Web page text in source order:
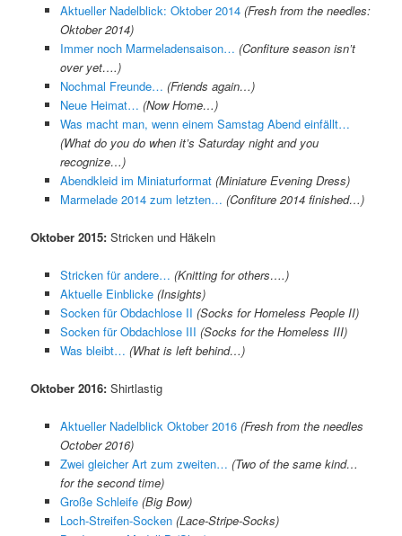
Aktueller Nadelblick: Oktober 2014 (Fresh from the needles:
Oktober 2014)
Immer noch Marmeladensaison… (Confiture season isn’t
over yet….)
Nochmal Freunde… (Friends again…)
Neue Heimat… (Now Home…)
Was macht man, wenn einem Samstag Abend einfällt…
(What do you do when it’s Saturday night and you
recognize…)
Abendkleid im Miniaturformat (Miniature Evening Dress)
Marmelade 2014 zum letzten… (Confiture 2014 finished…)
Oktober 2015: Stricken und Häkeln
Stricken für andere… (Knitting for others….)
Aktuelle Einblicke (Insights)
Socken für Obdachlose II (Socks for Homeless People II)
Socken für Obdachlose III (Socks for the Homeless III)
Was bleibt… (What is left behind…)
Oktober 2016: Shirtlastig
Aktueller Nadelblick Oktober 2016 (Fresh from the needles
October 2016)
Zwei gleicher Art zum zweiten… (Two of the same kind…
for the second time)
Große Schleife (Big Bow)
Loch-Streifen-Socken (Lace-Stripe-Socks)